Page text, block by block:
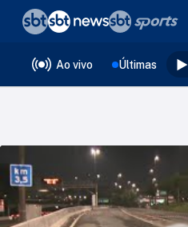
Ao vivo Últimas
❮voltar
Editorias